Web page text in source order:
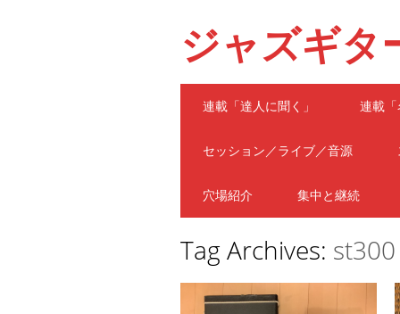
ジャズギタ
Main menu
連載「達人に聞く」 連載「
セッション／ライブ／音源
穴場紹介 集中と継続
Tag Archives: st300